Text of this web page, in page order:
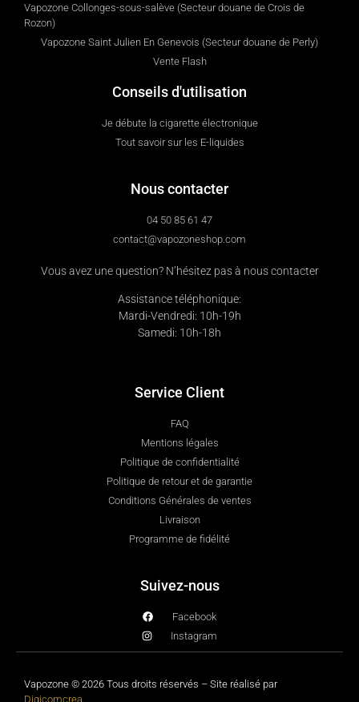
Vapozone Collonges-sous-salève (Secteur douane de Crois de
Rozon)
Vapozone Saint Julien En Genevois (Secteur douane de Perly)
Vente Flash
Conseils d'utilisation
Je débute la cigarette électronique
Tout savoir sur les E-liquides
Nous contacter
04 50 85 61 47
contact@vapozoneshop.com
Vous avez une question? N’hésitez pas à nous contacter
Assistance téléphonique:
Mardi-Vendredi: 10h-19h
Samedi: 10h-18h
Service Client
FAQ
Mentions légales
Politique de confidentialité
Politique de retour et de garantie
Conditions Générales de ventes
Livraison
Programme de fidélité
Suivez-nous
Facebook
Instagram
Vapozone © 2026 Tous droits réservés – Site réalisé par
Digicomcrea